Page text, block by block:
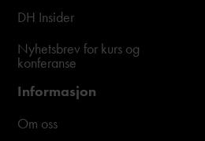
DH Insider
Nyhetsbrev for kurs og
konferanse
Informasjon
Om oss